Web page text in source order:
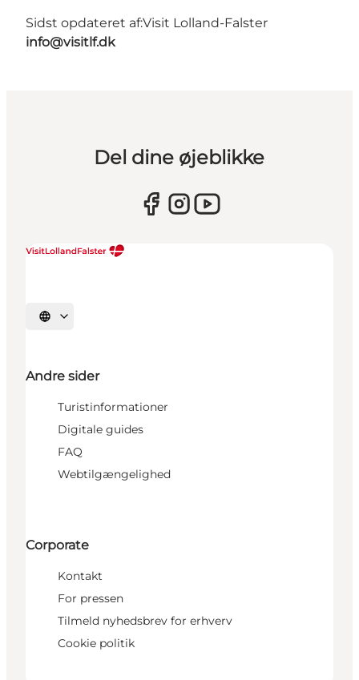
Sidst opdateret af:Visit Lolland-Falster
info@visitlf.dk
Del dine øjeblikke
Vælg sprog
Andre sider
Turistinformationer
Digitale guides
FAQ
Webtilgængelighed
Corporate
Kontakt
For pressen
Tilmeld nyhedsbrev for erhverv
Cookie politik